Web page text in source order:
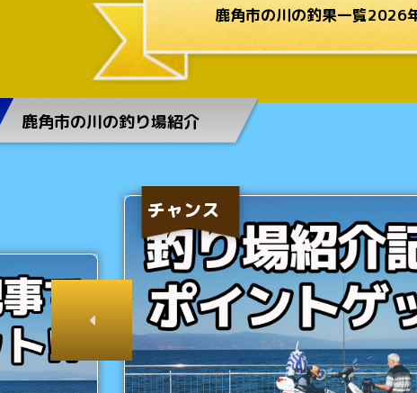
鹿角市の川の釣果一覧2026
鹿角市の川の釣り場紹介
チャンス